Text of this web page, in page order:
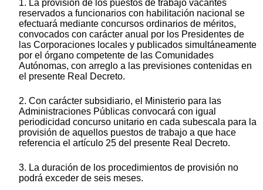
1. La provisión de los puestos de trabajo vacantes
reservados a funcionarios con habilitación nacional se
efectuará mediante concursos ordinarios de méritos,
convocados con carácter anual por los Presidentes de
las Corporaciones locales y publicados simultáneamente
por el órgano competente de las Comunidades
Autónomas, con arreglo a las previsiones contenidas en
el presente Real Decreto.
2. Con carácter subsidiario, el Ministerio para las
Administraciones Públicas convocará con igual
periodicidad concurso unitario en cada subescala para la
provisión de aquellos puestos de trabajo a que hace
referencia el artículo 25 del presente Real Decreto.
3. La duración de los procedimientos de provisión no
podrá exceder de seis meses.